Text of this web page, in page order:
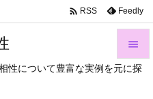
性について豊富な実例を元に探


 RSS Feedly